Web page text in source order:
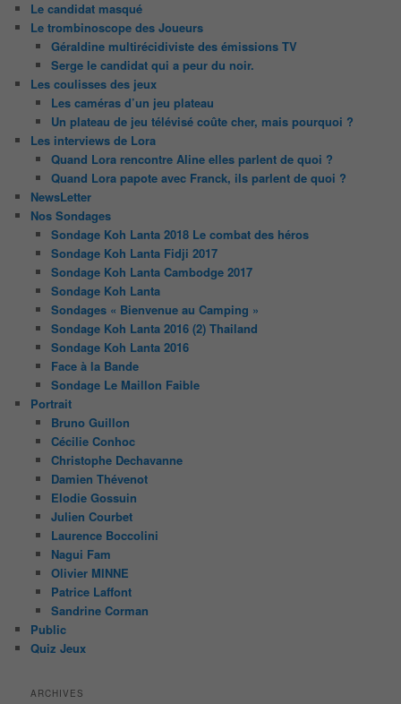
Le candidat masqué
Le trombinoscope des Joueurs
Géraldine multirécidiviste des émissions TV
Serge le candidat qui a peur du noir.
Les coulisses des jeux
Les caméras d’un jeu plateau
Un plateau de jeu télévisé coûte cher, mais pourquoi ?
Les interviews de Lora
Quand Lora rencontre Aline elles parlent de quoi ?
Quand Lora papote avec Franck, ils parlent de quoi ?
NewsLetter
Nos Sondages
Sondage Koh Lanta 2018 Le combat des héros
Sondage Koh Lanta Fidji 2017
Sondage Koh Lanta Cambodge 2017
Sondage Koh Lanta
Sondages « Bienvenue au Camping »
Sondage Koh Lanta 2016 (2) Thailand
Sondage Koh Lanta 2016
Face à la Bande
Sondage Le Maillon Faible
Portrait
Bruno Guillon
Cécilie Conhoc
Christophe Dechavanne
Damien Thévenot
Elodie Gossuin
Julien Courbet
Laurence Boccolini
Nagui Fam
Olivier MINNE
Patrice Laffont
Sandrine Corman
Public
Quiz Jeux
ARCHIVES